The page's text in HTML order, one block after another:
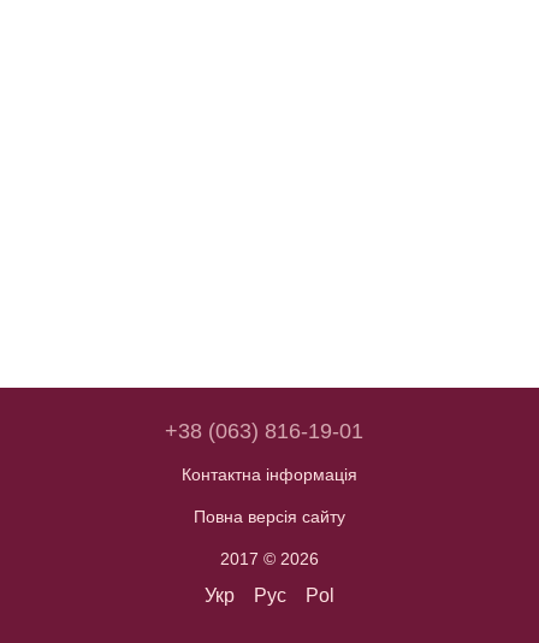
+38 (063) 816-19-01
Контактна інформація
Повна версія сайту
2017 © 2026
Укр Рус Pol